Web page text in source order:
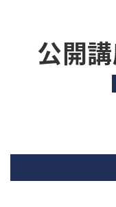
公開講